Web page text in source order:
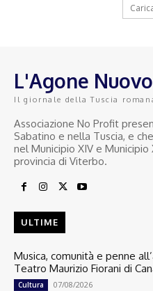
L'Agone Nuovo
Il giornale della Tuscia
Associazione No Profit
Sabatino e nella Tuscia, e
nel Municipio XIV e
provincia di Viterbo.
ULTIME
Musica, comunità e penne
Teatro Maurizio Fiorani di
Cultura 07/08/2026